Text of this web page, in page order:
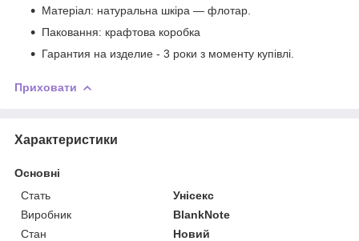
Матеріал: натуральна шкіра — флотар.
Паковання: крафтова коробка
Гарантия на изделие - 3 роки з моменту купівлі.
Приховати
Характеристики
Основні
Стать
Унісекс
Виробник
BlankNote
Стан
Новий